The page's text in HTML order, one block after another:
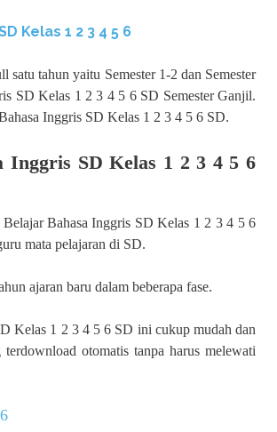
Kelas 1 2 3 4 5 6
tahun yaitu Semester 1-2 dan Semester
SD Kelas 1 2 3 4 5 6 SD Semester Ganjil.
Inggris SD Kelas 1 2 3 4 5 6 SD.
Inggris SD Kelas 1 2 3 4 5 6
Bahasa Inggris SD Kelas 1 2 3 4 5 6
mata pelajaran di SD.
ajaran baru dalam beberapa fase.
Kelas 1 2 3 4 5 6 SD ini cukup mudah dan
otomatis tanpa harus melewati